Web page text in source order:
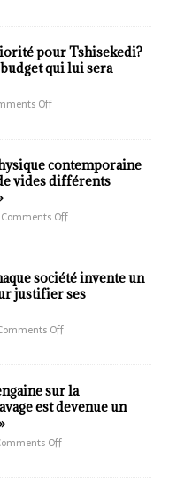
pour Tshisekedi?
qui lui sera
Off
contemporaine
vides différents
Comments Off
société invente un
justifier ses
Off
sur la
est devenue un
Off